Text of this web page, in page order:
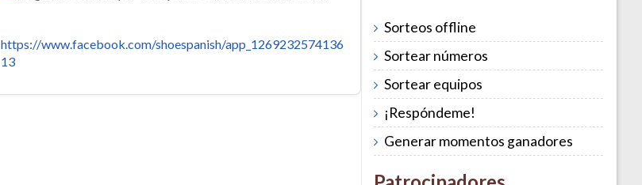
https://www.facebook.com/shoespanish/app_1269232574136
13
Sorteos offline
Sortear números
Sortear equipos
¡Respóndeme!
Generar momentos ganadores